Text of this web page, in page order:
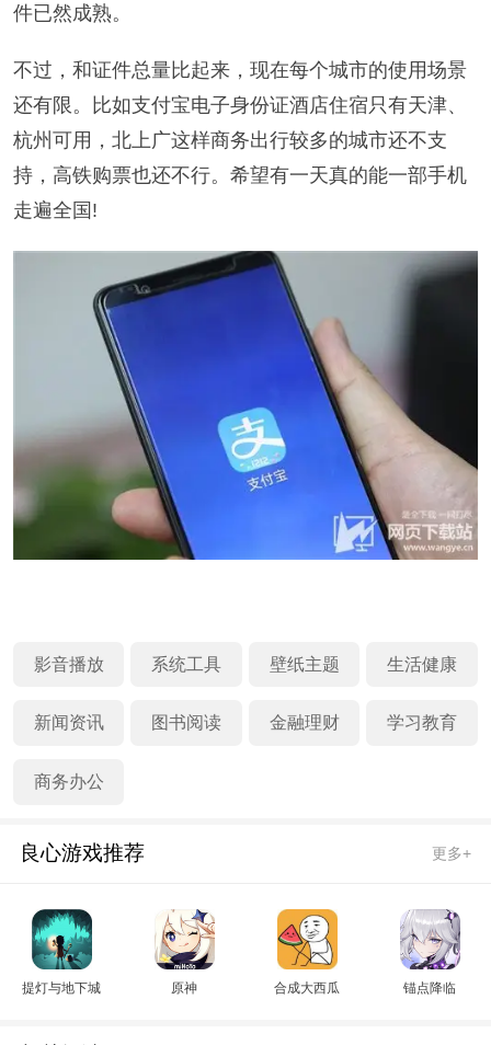
件已然成熟。
不过，和证件总量比起来，现在每个城市的使用场景
还有限。比如支付宝电子身份证酒店住宿只有天津、
杭州可用，北上广这样商务出行较多的城市还不支
持，高铁购票也还不行。希望有一天真的能一部手机
走遍全国!
影音播放 系统工具 壁纸主题 生活健康
新闻资讯 图书阅读 金融理财 学习教育
商务办公
良心游戏推荐 更多+
提灯与地下城 原神 合成大西瓜 锚点降临